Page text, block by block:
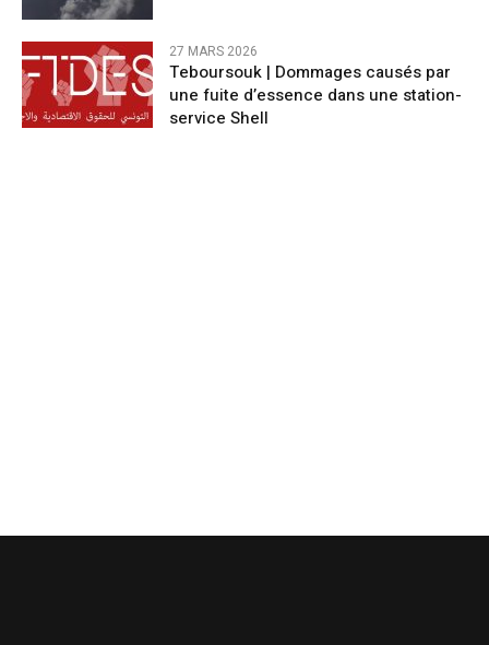
27 MARS 2026
Teboursouk | Dommages causés par
une fuite d’essence dans une station-
service Shell